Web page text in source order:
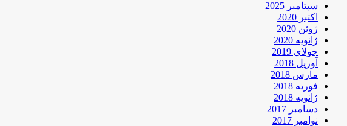
سپتامبر 2025
اکتبر 2020
ژوئن 2020
ژانویه 2020
جولای 2019
آوریل 2018
مارس 2018
فوریه 2018
ژانویه 2018
دسامبر 2017
نوامبر 2017